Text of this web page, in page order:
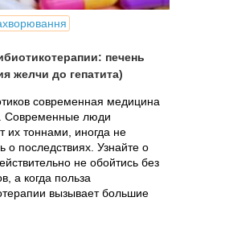
печень
желчи до гепатита)
современная медицина
Современные люди
их тоннами, иногда не
о последствиях. Узнайте о
не обойтись без
а когда польза
вызывает большие